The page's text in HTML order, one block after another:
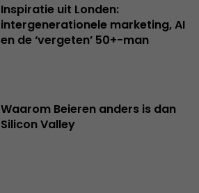
Inspiratie uit Londen:
intergenerationele marketing, AI
en de ‘vergeten’ 50+-man
Waarom Beieren anders is dan
Silicon Valley